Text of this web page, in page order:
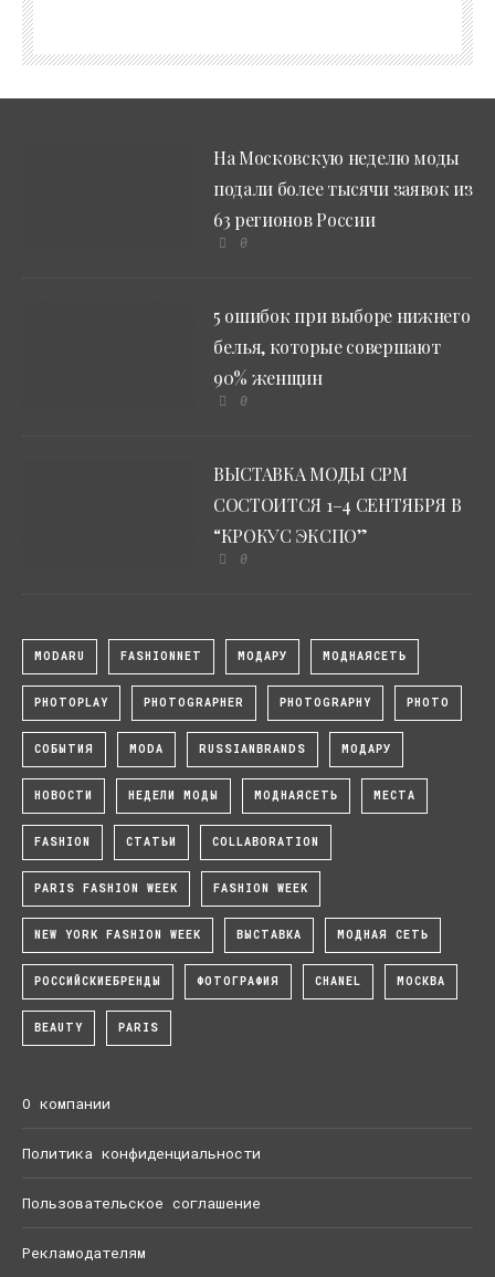
На Московскую неделю моды
подали более тысячи заявок из
63 регионов России
0
5 ошибок при выборе нижнего
белья, которые совершают
90% женщин
0
ВЫСТАВКА МОДЫ CPM
СОСТОИТСЯ 1–4 СЕНТЯБРЯ В
“КРОКУС ЭКСПО”
0
MODARU FASHIONNET МОДАРУ МОДНАЯСЕТЬ
PHOTOPLAY PHOTOGRAPHER PHOTOGRAPHY PHOTO
СОБЫТИЯ MODA RUSSIANBRANDS МОДАРУ
НОВОСТИ НЕДЕЛИ МОДЫ МОДНАЯСЕТЬ МЕСТА
FASHION СТАТЬИ COLLABORATION
PARIS FASHION WEEK FASHION WEEK
NEW YORK FASHION WEEK ВЫСТАВКА МОДНАЯ СЕТЬ
РОССИЙСКИЕБРЕНДЫ ФОТОГРАФИЯ CHANEL МОСКВА
BEAUTY PARIS
О компании
Политика конфиденциальности
Пользовательское соглашение
Рекламодателям